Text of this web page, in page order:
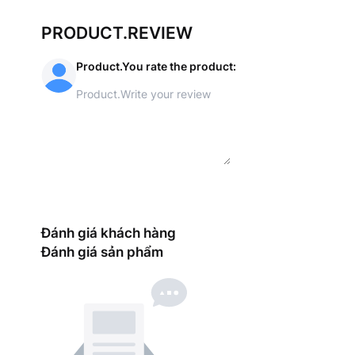
PRODUCT.REVIEW
Product.You rate the product:
Đánh giá khách hàng
Đánh giá sản phẩm